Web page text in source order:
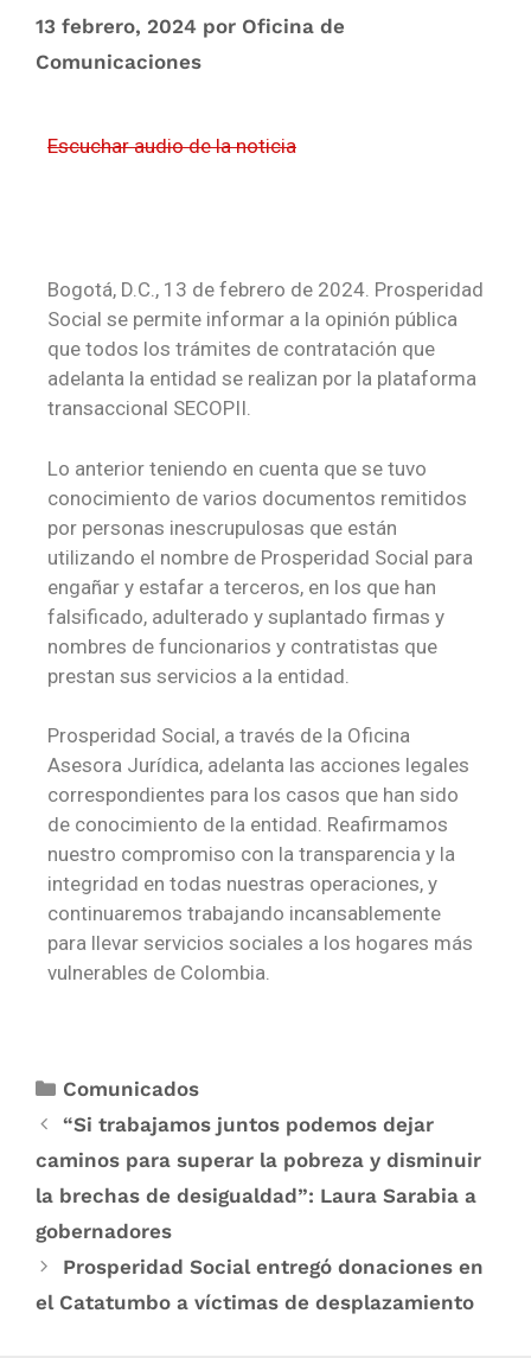
13 febrero, 2024 por Oficina de
Comunicaciones
Escuchar audio de la noticia
Bogotá, D.C., 13 de febrero de 2024. Prosperidad
Social se permite informar a la opinión pública
que todos los trámites de contratación que
adelanta la entidad se realizan por la plataforma
transaccional SECOPII.
Lo anterior teniendo en cuenta que se tuvo
conocimiento de varios documentos remitidos
por personas inescrupulosas que están
utilizando el nombre de Prosperidad Social para
engañar y estafar a terceros, en los que han
falsificado, adulterado y suplantado firmas y
nombres de funcionarios y contratistas que
prestan sus servicios a la entidad.
Prosperidad Social, a través de la Oficina
Asesora Jurídica, adelanta las acciones legales
correspondientes para los casos que han sido
de conocimiento de la entidad. Reafirmamos
nuestro compromiso con la transparencia y la
integridad en todas nuestras operaciones, y
continuaremos trabajando incansablemente
para llevar servicios sociales a los hogares más
vulnerables de Colombia.
Comunicados
“Si trabajamos juntos podemos dejar
caminos para superar la pobreza y disminuir
la brechas de desigualdad”: Laura Sarabia a
gobernadores
Prosperidad Social entregó donaciones en
el Catatumbo a víctimas de desplazamiento